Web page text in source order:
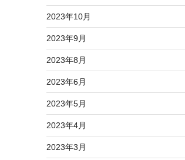
2023年10月
2023年9月
2023年8月
2023年6月
2023年5月
2023年4月
2023年3月